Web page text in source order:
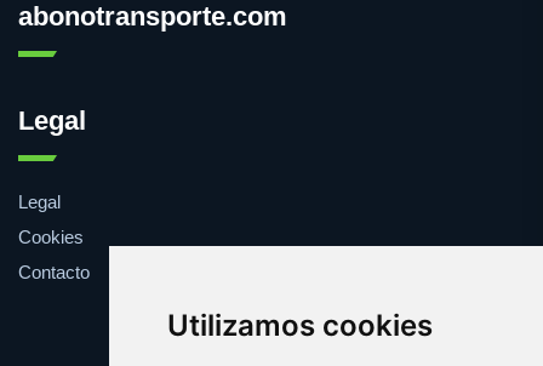
Utilizamos cookies
abonotransporte.com
Legal
Legal
Cookies
Contacto